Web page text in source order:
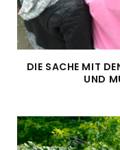
DIE SACHE MIT
UND